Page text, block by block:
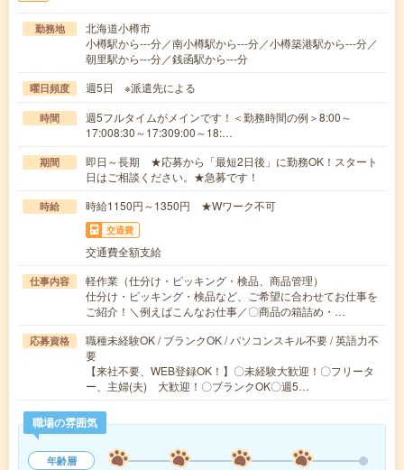
勤務地
北海道小樽市
小樽駅から---分／南小樽駅から---分／小樽築港駅から---分／
朝里駅から---分／銭函駅から---分
曜日頻度 週5日 ※派遣先による
時間
週5フルタイムがメインです！＜勤務時間の例＞8:00～
17:008:30～17:309:00～18:…
期間
即日～長期 ★応募から「最短2日後」に勤務OK！スタート
日はご相談ください。★急募です！
時給 時給1150円～1350円 ★Wワーク不可
交通費
交通費全額支給
仕事内容
軽作業（仕分け・ピッキング・検品、商品管理）
仕分け・ピッキング・検品など、ご希望に合わせてお仕事を
ご紹介！＼例えばこんなお仕事／〇商品の箱詰め・…
応募資格
職種未経験OK / ブランクOK / パソコンスキル不要 / 英語力不
要
【来社不要、WEB登録OK！】〇未経験大歓迎！〇フリータ
ー、主婦(夫) 大歓迎！〇ブランクOK〇週5…
職場の雰囲気
年齢層